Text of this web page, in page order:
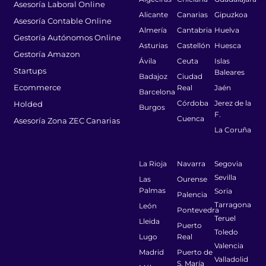
Asesoría Laboral Online
Asesoría Contable Online
Gestoría Autónomos Online
Gestoría Amazon
Startups
Ecommerce
Holded
Asesoría Zona ZEC Canarias
Alicante
Almería
Asturias
Ávila
Badajoz
Barcelona
Burgos
Canarias
Cantabria
Castellón
Ceuta
Ciudad
Real
Córdoba
Cuenca
Gipuzkoa
Huelva
Huesca
Islas
Baleares
Jaén
Jerez de la
F.
La Coruña
La Rioja
Las
Palmas
León
Lleida
Lugo
Madrid
Navarra
Ourense
Palencia
Pontevedra
Puerto
Real
Puerto de
S. María
Segovia
Sevilla
Soria
Tarragona
Teruel
Toledo
Valencia
Valladolid